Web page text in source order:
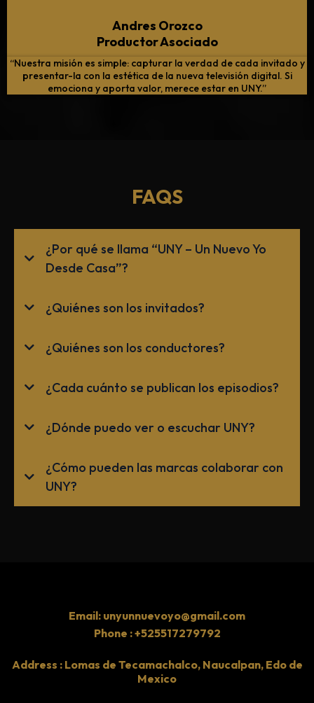
Andres Orozco
Productor Asociado
“Nuestra misión es simple: capturar la verdad de cada invitado y
presentar-la con la estética de la nueva televisión digital. Si
emociona y aporta valor, merece estar en UNY.”
FAQS
¿Por qué se llama “UNY – Un Nuevo Yo
Desde Casa”?
¿Quiénes son los invitados?
¿Quiénes son los conductores?
¿Cada cuánto se publican los episodios?
¿Dónde puedo ver o escuchar UNY?
¿Cómo pueden las marcas colaborar con
UNY?
Email: unyunnuevoyo@gmail.com
Phone : +525517279792
Address : Lomas de Tecamachalco, Naucalpan, Edo de
Mexico